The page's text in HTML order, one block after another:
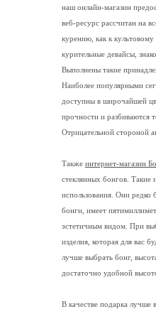
наш онлайн-магазин
веб-ресурс рассчитан на
курению, как к
курительные девайсы,
Выполнены такие
Наиболее популярными
доступны в широчайшей
прочности и разбиваются
Отрицательной стороной
Также интернет-магазин
стеклянных бонгов. Такие
использования. Они редко
бонги, имеет
эстетичным видом. При
изделия, которая для вас
лучше выбрать бонг,
достаточно удобной
В качестве подарка